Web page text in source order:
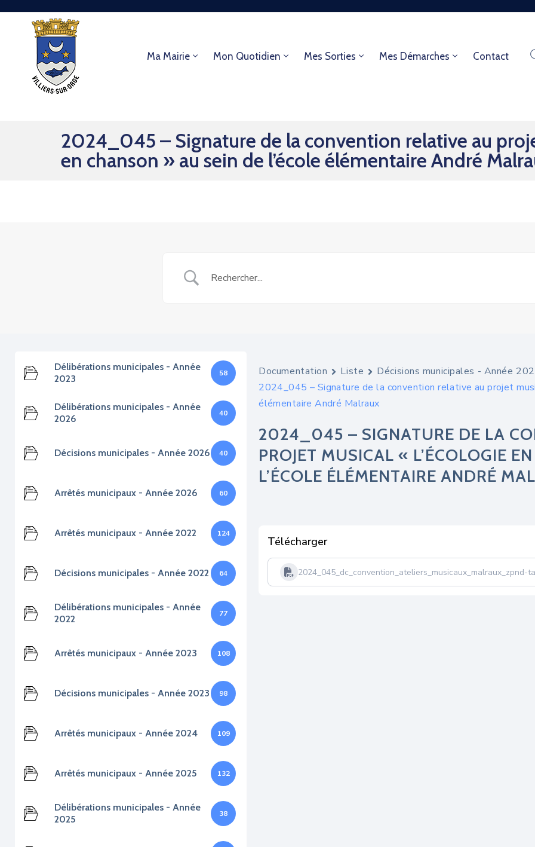
Ma Mairie Mon Quotidien Mes Sorties Mes Démarches Contact
2024_045 – Signature de la convention relative au
en chanson » au sein de l’école élémentaire André
Délibérations municipales - Année
2023
58
Délibérations municipales - Année
2026
40
Décisions municipales - Année 2026 40
Arrêtés municipaux - Année 2026 60
Arrêtés municipaux - Année 2022 124
Décisions municipales - Année 2022 64
Délibérations municipales - Année
2022
77
Arrêtés municipaux - Année 2023 108
Décisions municipales - Année 2023 98
Arrêtés municipaux - Année 2024 109
Arrêtés municipaux - Année 2025 132
Délibérations municipales - Année
2025
38
Documentation Liste
Décisions municipales - Année
2024_045 – Signature de la convention relative au projet
élémentaire André Malraux
2024_045 – SIGNATURE DE LA
PROJET MUSICAL « L’ÉCOLOGIE
L’ÉCOLE ÉLÉMENTAIRE ANDRÉ
Télécharger
2024_045_dc_convention_ateliers_musicaux_malraux_zpnd-